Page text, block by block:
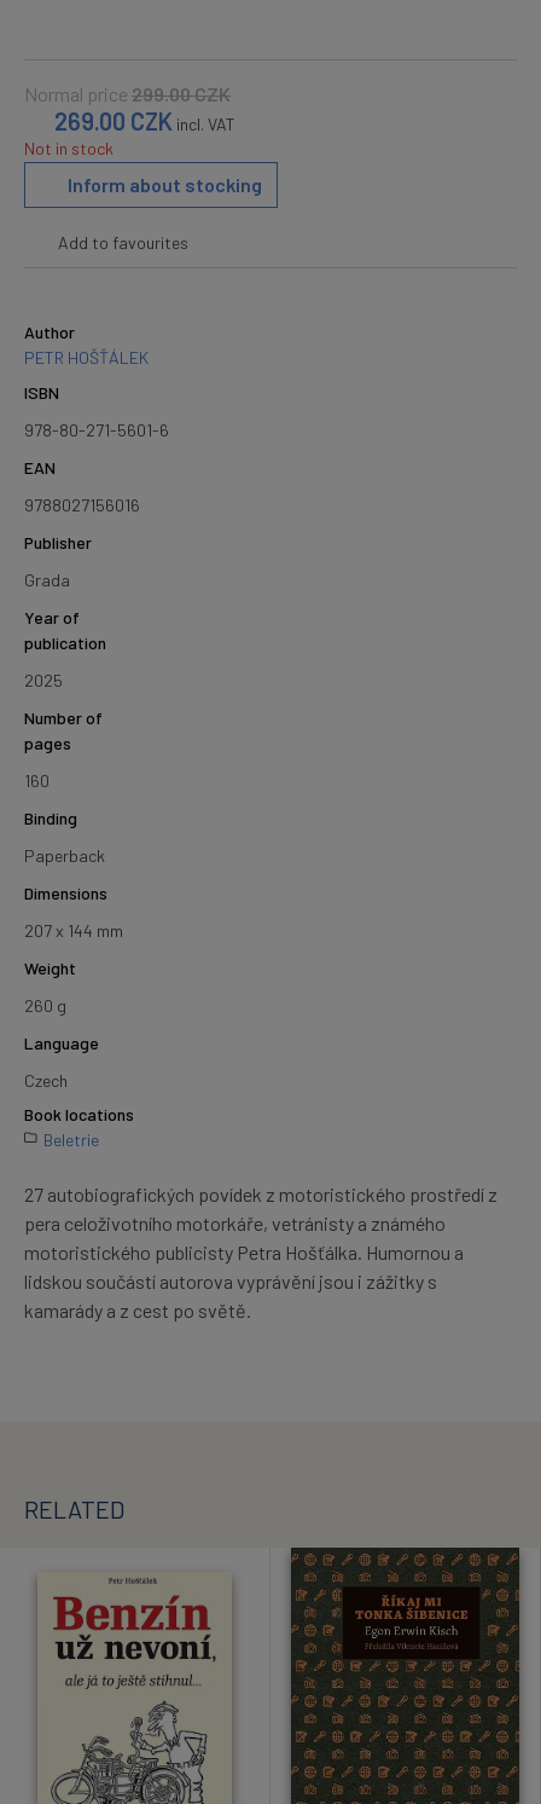
Normal price 299.00CZK
269.00 CZK incl. VAT
Not in stock
Inform about stocking
Add to favourites
Author
PETR HOŠŤÁLEK
ISBN
978-80-271-5601-6
EAN
9788027156016
Publisher
Grada
Year of
publication
2025
Number of
pages
160
Binding
Paperback
Dimensions
207 x 144 mm
Weight
260 g
Language
Czech
Book locations
Beletrie
27 autobiografických povídek z motoristického prostředí z
pera celoživotního motorkáře, vetránisty a známého
motoristického publicisty Petra Hošťálka. Humornou a
lidskou součástí autorova vyprávění jsou i zážitky s
kamarády a z cest po světě.
RELATED